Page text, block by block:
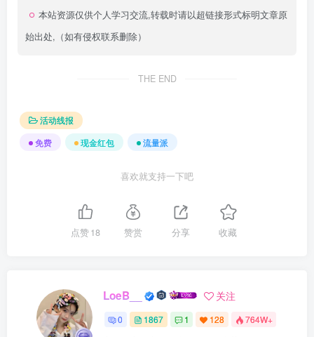
本站资源仅供个人学习交流,转载时请以超链接形式标明文章原
始出处,（如有侵权联系删除）
THE END
活动线报
免费
现金红包 流量派
喜欢就支持一下吧
点赞18 赞赏 分享 收藏
LoeB__ 关注
0 1867 1 128 764W+